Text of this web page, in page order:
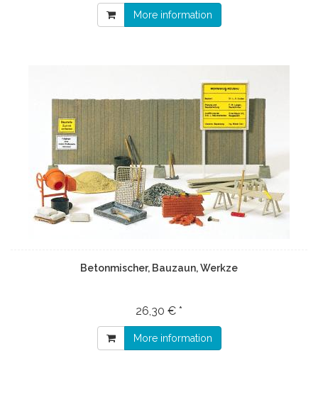
More information
Betonmischer, Bauzaun, Werkze
26,30 € *
More information